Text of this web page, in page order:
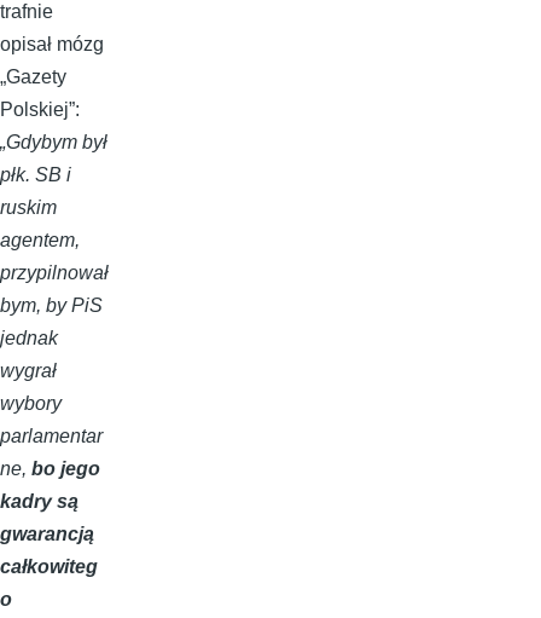
trafnie
opisał mózg
„Gazety
Polskiej”:
„Gdybym był
płk. SB i
ruskim
agentem,
przypilnował
bym, by PiS
jednak
wygrał
wybory
parlamentar
ne, bo jego
kadry są
gwarancją
całkowiteg
o